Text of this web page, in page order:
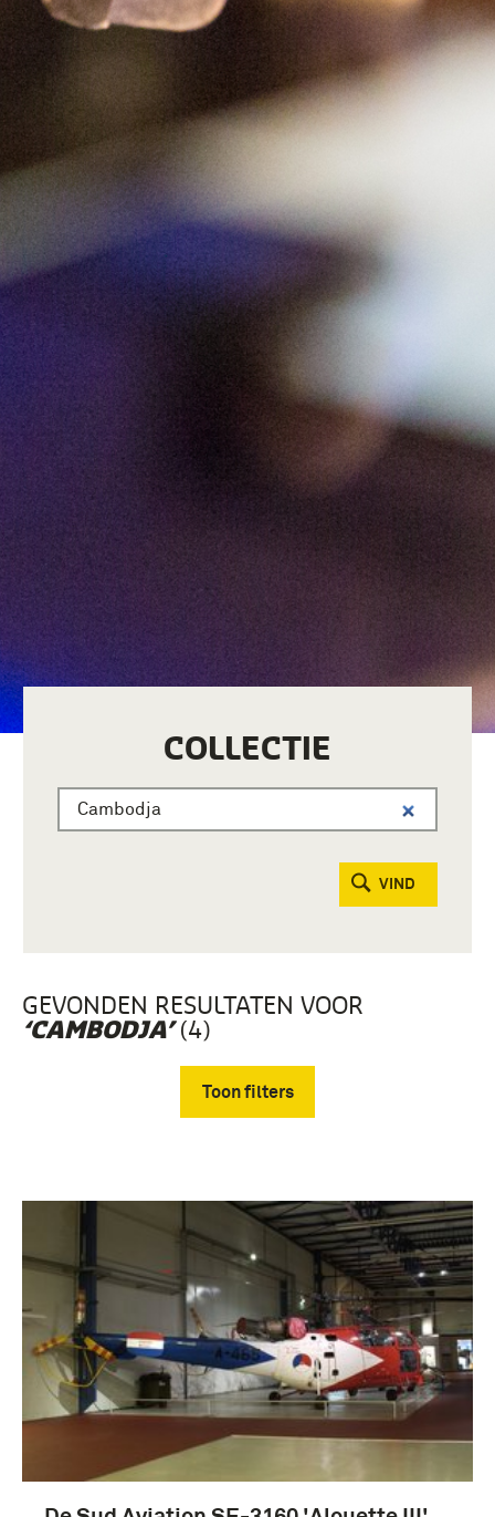
COLLECTIE
VIND
GEVONDEN RESULTATEN VOOR
‘CAMBODJA’(4)
Toon filters
Koninklijke Luchtmacht (1953-....) (4)